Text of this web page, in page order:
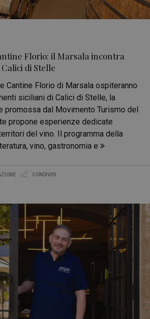
Florio: il Marsala incontra
di Stelle
Cantine Florio di Marsala ospiteranno
siciliani di Calici di Stelle, la
promossa dal Movimento Turismo del
propone esperienze dedicate
del vino. Il programma della
vino, gastronomia e
CONDIVIDI